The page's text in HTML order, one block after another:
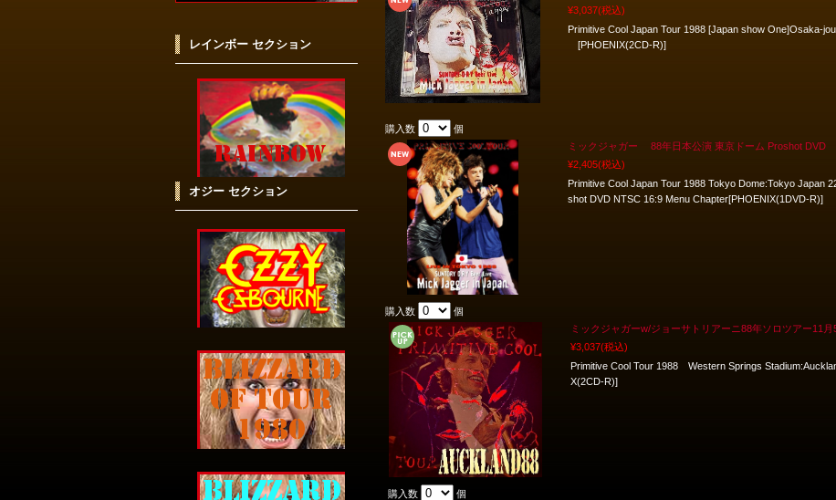
¥3,037(税込)
Primitive Cool Japan Tour 1988 [Japan show One]Osaka-
[PHOENIX(2CD-R)]
購入数
個
ミックジャガー 88年日本公演 東京ドーム Proshot DVD
¥2,405(税込)
Primitive Cool Japan Tour 1988 Tokyo Dome:Tokyo Japan
shot DVD NTSC 16:9 Menu Chapter[PHOENIX(1DVD-R)]
購入数
個
ミックジャガーw/ジョーサトリアーニ88年ソロツアー11
¥3,037(税込)
Primitive Cool Tour 1988 Western Springs
X(2CD-R)]
購入数
個
レインボー セクション
オジー セクション